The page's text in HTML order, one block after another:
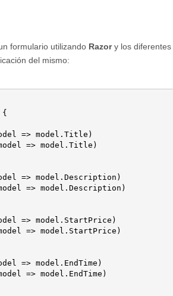
formulario utilizando Razory los diferentes
del mismo:
{